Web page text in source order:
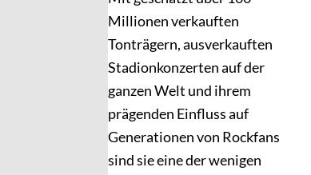
Millionen verkauften
Tonträgern, ausverkauften
Stadionkonzerten auf der
ganzen Welt und ihrem
prägenden Einfluss auf
Generationen von Rockfans
sind sie eine der wenigen